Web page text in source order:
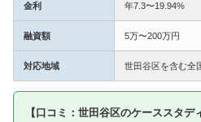
金利 年7.3〜19.94%
融資額 5万〜200万円
対応地域 世田谷区を含む全
【口コミ：世田谷区のケーススタデ